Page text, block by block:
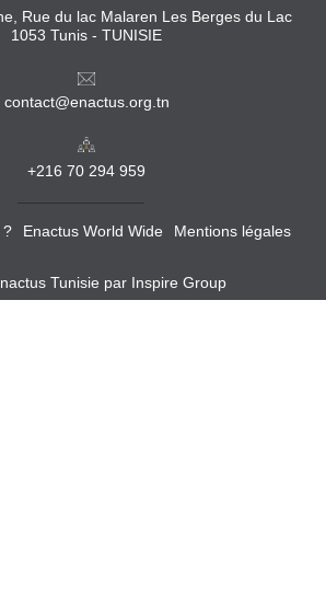
Rue du lac Malaren Les Berges du Lac
1053 Tunis - TUNISIE
contact@enactus.org.tn
+216 70 294 959
? Enactus World Wide Mentions légales
Tunisie par Inspire Group